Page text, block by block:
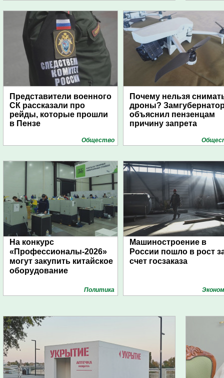
Представители военного
СК рассказали про
рейды, которые прошли
в Пензе
Общество
Почему нельзя
дроны?
объяснил пензенцам
причину запрета
На конкурс
«Профессионалы-2026»
могут закупить китайское
оборудование
Политика
Машиностроение в
России пошло в рост
счет госзаказа